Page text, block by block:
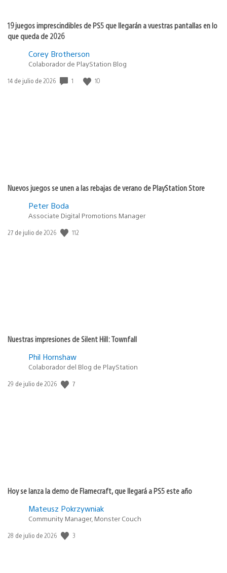
19 juegos imprescindibles de PS5 que llegarán a vuestras pantallas en lo
que queda de 2026
Corey Brotherson
Colaborador de PlayStation Blog
Fecha
14 de julio de 2026 1 10
Nuevos juegos se unen a las rebajas de verano de PlayStation Store
Peter Boda
Associate Digital Promotions Manager
Fecha
27 de julio de 2026 112
Nuestras impresiones de Silent Hill: Townfall
Phil Hornshaw
Colaborador del Blog de PlayStation
Fecha
29 de julio de 2026 7
Hoy se lanza la demo de Flamecraft, que llegará a PS5 este año
Mateusz Pokrzywniak
Community Manager, Monster Couch
Fecha
28 de julio de 2026 3